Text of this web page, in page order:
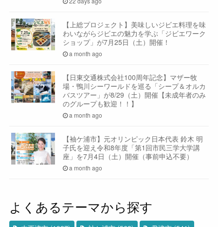
【上総プロジェクト】美味しいジビエ料理を味
わいながらジビエの魅力を学ぶ「ジビエワーク
ショップ」が7月25日（土）開催！
a month ago
【日東交通株式会社100周年記念】マザー牧
場・鴨川シーワールドを巡る「シープ＆オルカ
バスツアー」が8/29（土）開催【未成年者のみ
のグループも歓迎！！】
a month ago
【袖ケ浦市】元オリンピック日本代表 鈴木 明
子氏を迎え令和8年度「第1回市民三学大学講
座」を7月4日（土）開催（事前申込不要）
a month ago
よくあるテーマから探す